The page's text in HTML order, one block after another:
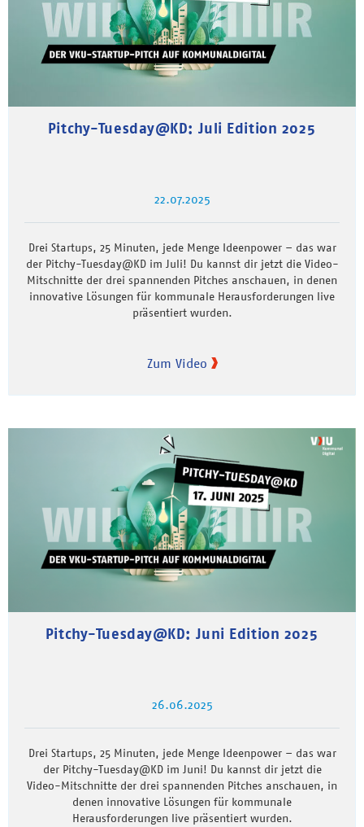
Pitchy-Tuesday@KD: Juli Edition 2025
22.07.2025
Drei Startups, 25 Minuten, jede Menge Ideenpower – das war
der Pitchy-Tuesday@KD im Juli! Du kannst dir jetzt die Video-
Mitschnitte der drei spannenden Pitches anschauen, in denen
innovative Lösungen für kommunale Herausforderungen live
präsentiert wurden.
Zum Video
Pitchy-Tuesday@KD: Juni Edition 2025
26.06.2025
Drei Startups, 25 Minuten, jede Menge Ideenpower – das war
der Pitchy-Tuesday@KD im Juni! Du kannst dir jetzt die
Video-Mitschnitte der drei spannenden Pitches anschauen, in
denen innovative Lösungen für kommunale
Herausforderungen live präsentiert wurden.